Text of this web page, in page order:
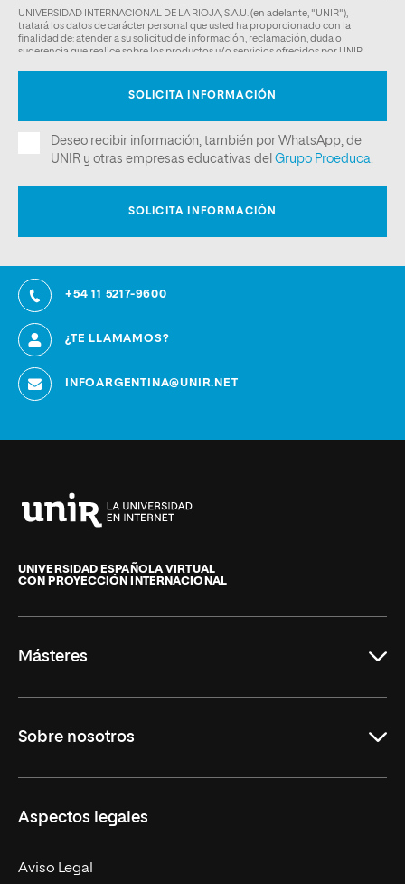
+54 11 5217-9600
¿TE LLAMAMOS?
INFOARGENTINA@UNIR.NET
de
La
UNIVERSIDAD ESPAÑOLA VIRTUAL
CON PROYECCIÓN INTERNACIONAL
Másteres
Derecho
Empresa
MBA
Sobre nosotros
Nuestro Equipo
Contacto
Aspectos legales
Aviso Legal